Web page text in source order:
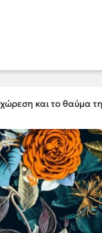
και το θαύμα